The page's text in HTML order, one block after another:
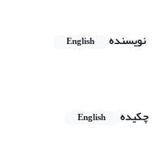
نویسنده English
چکیده
English